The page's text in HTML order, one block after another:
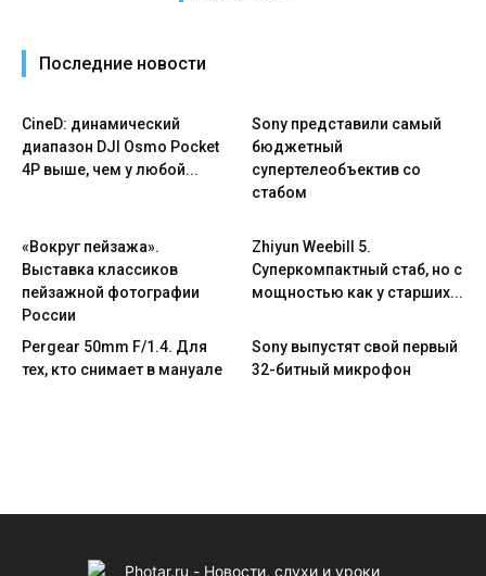
Последние новости
CineD: динамический
диапазон DJI Osmo Pocket
4P выше, чем у любой...
Sony представили самый
бюджетный
супертелеобъектив со
стабом
«Вокруг пейзажа».
Выставка классиков
пейзажной фотографии
России
Zhiyun Weebill 5.
Cуперкомпактный стаб, но с
мощностью как у старших...
Pergear 50mm F/1.4. Для
тех, кто снимает в мануале
Sony выпустят свой первый
32-битный микрофон